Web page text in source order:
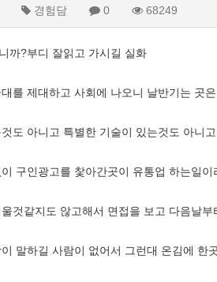
경험담 0 68249
까?부디 잘읽고 가시길 실화
를 제대하고 사회에 나오니 날반기는 곳
도 아니고 특별한 기술이 있는것도 아니
구인광고를 찿아간곳이 유통업 하는일
것같지도 않고해서 면접을 보고 다음날부
말하길 사람이 없어서 그런대 온김에 한